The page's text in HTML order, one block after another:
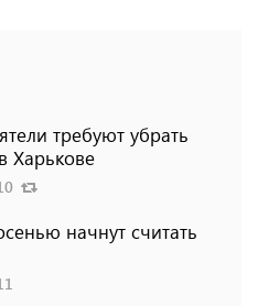
требуют убрать
Харькове
начнут считать